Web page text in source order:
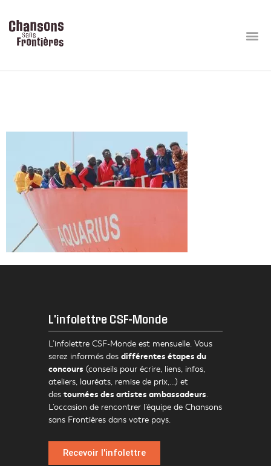
L'infolettre CSF-Monde
L’infolettre CSF-Monde est mensuelle. Vous
serez informés des différentes étapes du
concours (conseils pour écrire, liens, infos,
ateliers, lauréats, remise de prix,…) et
des tournées des artistes ambassadeurs.
L’occasion de rencontrer l’équipe de Chansons
sans Frontières dans votre pays.
Recevoir l'infolettre